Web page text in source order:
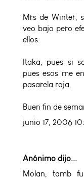
Mrs de Winter,
veo bajo pero
ellos.
Itaka, pues si
pues esos me
pasarela roja.
Buen fin de
junio 17, 2006
Anónimo dijo...
Molan, tamb